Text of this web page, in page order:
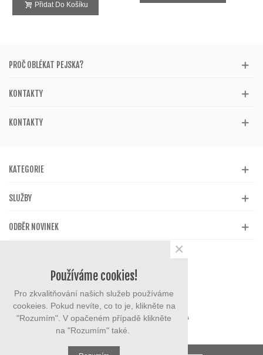
Přidat Do Košíku
PROČ OBLÉKAT PEJSKA?
KONTAKTY
KONTAKTY
KATEGORIE
SLUŽBY
ODBĚR NOVINEK
Používáme cookies!
Pro zkvalitňování našich služeb používáme
cookeies. Pokud nevíte, co to je, klikněte na
"Rozumím". V opačeném případě klikněte
na "Rozumím" také.
×